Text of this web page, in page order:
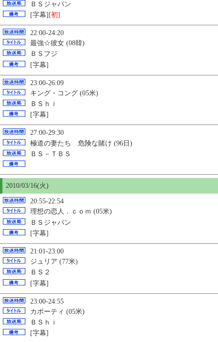
ＢＳジャパン
[字幕] [初]
22:00-24:20
最強☆彼女 (08韓)
ＢＳフジ
[字幕]
23:00-26:09
キング・コング (05米)
ＢＳｈｉ
[字幕]
27:00-29:30
極道の妻たち 危険な賭け (96日)
ＢＳ－ＴＢＳ
2010/03/16(火)
20:55-22:54
理想の恋人．ｃｏｍ (05米)
ＢＳジャパン
[字幕]
21:01-23:00
ジュリア (77米)
ＢＳ２
[字幕]
23:00-24:55
カポーティ (05米)
ＢＳｈｉ
[字幕]